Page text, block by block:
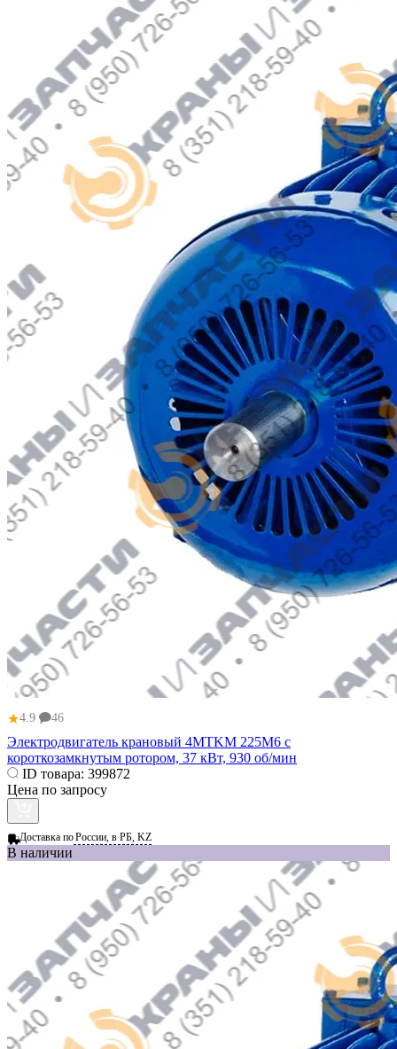
★4.9 46
Электродвигатель крановый 4MTKM 225M6 с
короткозамкнутым ротором, 37 кВт, 930 об/мин
ID товара: 399872
Цена по запросу
Доставка поРоссии, в РБ, KZ
В наличии